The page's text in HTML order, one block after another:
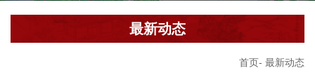
首页- 最新动态
最新动态